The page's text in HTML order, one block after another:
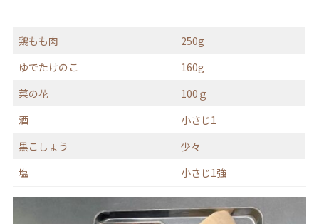
鶏もも肉
250g
ゆでたけのこ
160g
菜の花
100ｇ
酒
小さじ1
黒こしょう
少々
塩
小さじ1強